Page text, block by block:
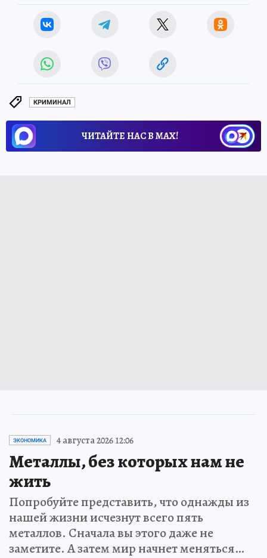
КРИМИНАЛ
ЧИТАЙТЕ НАС В МАХ!
ЭКОНОМИКА 4 августа 2026 12:06
Металлы, без которых нам не
жить
Попробуйте представить, что однажды из
нашей жизни исчезнут всего пять
металлов. Сначала вы этого даже не
заметите. А затем мир начнет меняться…